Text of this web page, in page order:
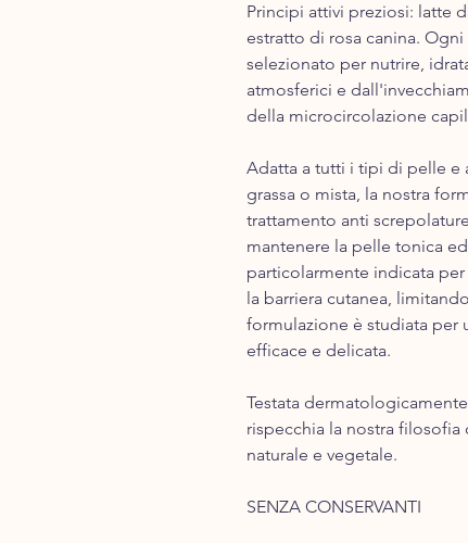
Principi attivi preziosi: latte
estratto di rosa canina.
selezionato per nutrire,
atmosferici e
della microcircolazione
Adatta a tutti i tipi di pelle e
grassa o mista, la nostra
trattamento anti
mantenere la pelle tonica
particolarmente indicata
la barriera cutanea,
formulazione è studiata per
efficace e delicata.
Testata
rispecchia la nostra
naturale e vegetale.
SENZA CONSERVANTI